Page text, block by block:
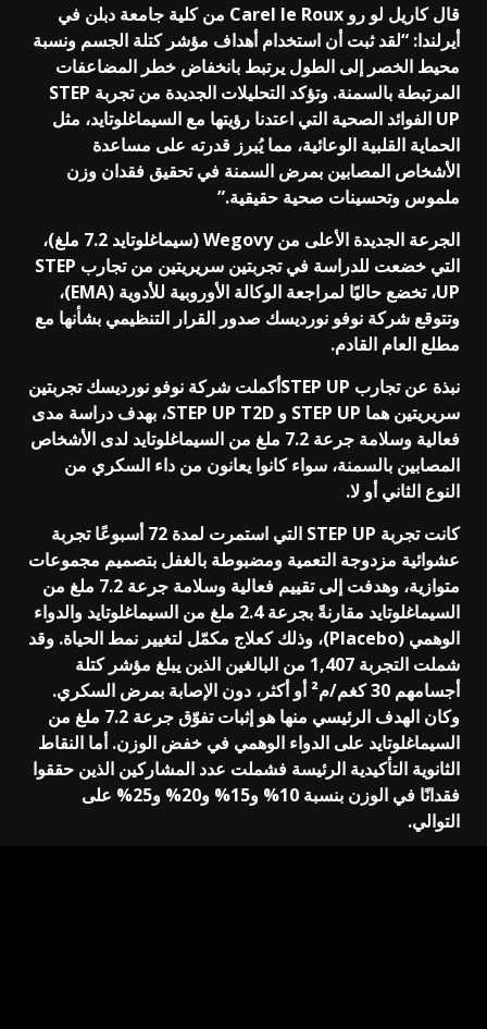
قال كاريل لو رو Carel le Roux من كلية جامعة دبلن في
أيرلندا: “لقد ثبت أن استخدام أهداف مؤشر كتلة الجسم ونسبة
محيط الخصر إلى الطول يرتبط بانخفاض خطر المضاعفات
المرتبطة بالسمنة. وتؤكد التحليلات الجديدة من تجربة STEP
UP الفوائد الصحية التي اعتدنا رؤيتها مع السيماغلوتايد، مثل
الحماية القلبية الوعائية، مما يُبرز قدرته على مساعدة
الأشخاص المصابين بمرض السمنة في تحقيق فقدان وزن
ملموس وتحسينات صحية حقيقية.”
الجرعة الجديدة الأعلى من Wegovy (سيماغلوتايد 7.2 ملغ)،
التي خضعت للدراسة في تجربتين سريريتين من تجارب STEP
UP، تخضع حاليًا لمراجعة الوكالة الأوروبية للأدوية (EMA)،
وتتوقع شركة نوفو نورديسك صدور القرار التنظيمي بشأنها مع
مطلع العام القادم.
نبذة عن تجارب STEP UPأكملت شركة نوفو نورديسك تجربتين
سريريتين هما STEP UP و STEP UP T2D، بهدف دراسة مدى
فعالية وسلامة جرعة 7.2 ملغ من السيماغلوتايد لدى الأشخاص
المصابين بالسمنة، سواء كانوا يعانون من داء السكري من
النوع الثاني أو لا.
كانت تجربة STEP UP التي استمرت لمدة 72 أسبوعًا تجربة
عشوائية مزدوجة التعمية ومضبوطة بالغفل بتصميم مجموعات
متوازية، وهدفت إلى تقييم فعالية وسلامة جرعة 7.2 ملغ من
السيماغلوتايد مقارنةً بجرعة 2.4 ملغ من السيماغلوتايد والدواء
الوهمي (Placebo)، وذلك كعلاج مكمّل لتغيير نمط الحياة. وقد
شملت التجربة 1,407 من البالغين الذين يبلغ مؤشر كتلة
أجسامهم 30 كغم/م² أو أكثر، دون الإصابة بمرض السكري.
وكان الهدف الرئيسي منها هو إثبات تفوّق جرعة 7.2 ملغ من
السيماغلوتايد على الدواء الوهمي في خفض الوزن. أما النقاط
الثانوية التأكيدية الرئيسة فشملت عدد المشاركين الذين حققوا
فقدانًا في الوزن بنسبة 10% و15% و20% و25% على
التوالي.